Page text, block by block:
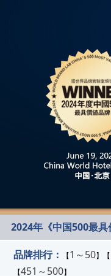
2024年《中国500最
品牌排行： 【1～50】【
【451～500】